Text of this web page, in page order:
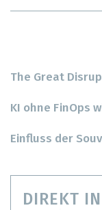
The Great
KI ohne FinOps
Einfluss der
DIREKT